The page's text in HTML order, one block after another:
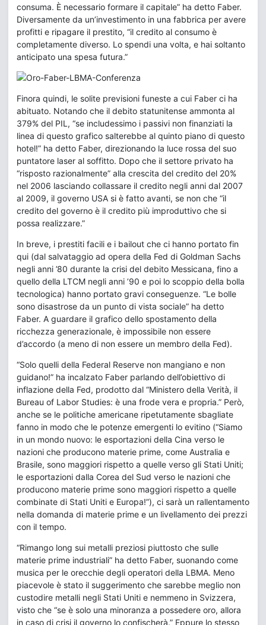
consuma. È necessario formare il capitale” ha detto Faber.
Diversamente da un’investimento in una fabbrica per avere
profitti e ripagare il prestito, “il credito al consumo è
completamente diverso. Lo spendi una volta, e hai soltanto
anticipato una spesa futura.”
Finora quindi, le solite previsioni funeste a cui Faber ci ha
abituato. Notando che il debito statunitense ammonta al
379% del PIL, “se includessimo i passivi non finanziati la
linea di questo grafico salterebbe al quinto piano di questo
hotel!” ha detto Faber, direzionando la luce rossa del suo
puntatore laser al soffitto. Dopo che il settore privato ha
“risposto razionalmente” alla crescita del credito del 20%
nel 2006 lasciando collassare il credito negli anni dal 2007
al 2009, il governo USA si è fatto avanti, se non che “il
credito del governo è il credito più improduttivo che si
possa realizzare.”
In breve, i prestiti facili e i bailout che ci hanno portato fin
qui (dal salvataggio ad opera della Fed di Goldman Sachs
negli anni ’80 durante la crisi del debito Messicana, fino a
quello della LTCM negli anni ’90 e poi lo scoppio della bolla
tecnologica) hanno portato gravi conseguenze. “Le bolle
sono disastrose da un punto di vista sociale” ha detto
Faber. A guardare il grafico dello spostamento della
ricchezza generazionale, è impossibile non essere
d’accordo (a meno di non essere un membro della Fed).
“Solo quelli della Federal Reserve non mangiano e non
guidano!” ha incalzato Faber parlando dell’obiettivo di
inflazione della Fed, prodotto dal “Ministero della Verità, il
Bureau of Labor Studies: è una frode vera e propria.” Però,
anche se le politiche americane ripetutamente sbagliate
fanno in modo che le potenze emergenti lo evitino (“Siamo
in un mondo nuovo: le esportazioni della Cina verso le
nazioni che producono materie prime, come Australia e
Brasile, sono maggiori rispetto a quelle verso gli Stati Uniti;
le esportazioni dalla Corea del Sud verso le nazioni che
producono materie prime sono maggiori rispetto a quelle
combinate di Stati Uniti e Europa!”), ci sarà un rallentamento
nella domanda di materie prime e un livellamento dei prezzi
con il tempo.
“Rimango long sui metalli preziosi piuttosto che sulle
materie prime industriali” ha detto Faber, suonando come
musica per le orecchie degli operatori della LBMA. Meno
piacevole è stato il suggerimento che sarebbe meglio non
custodire metalli negli Stati Uniti e nemmeno in Svizzera,
visto che “se è solo una minoranza a possedere oro, allora
in caso di crisi il governo lo confischerà.” Eppure lo stesso